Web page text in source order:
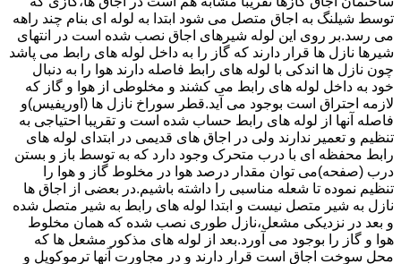
توسط شیلنگ به اجاق متصل می شود ابتدا به لوله ای بنام چند راهه
می رسد.بر روی این لوله شیرهای اجاق نصب شده است در انتهای
شیرها نازل ها قرار دارند که گاز را به داخل لوله های رابط می پاشد
چون نازل ها اندکی با لوله های رابط فاصله دارند هوا را به دنبال
خود به داخل لوله های رابط می کشند و مخلوطی از هوا و گاز که
لازمه احتراق است بوجود می آید.قطر سوراخ نازل ها (اوریفیس)و
فاصله آنها از لوله های رابط حساب شده است و تقریبا احتیاجی به
تنظیم و تعمیر ندارند ولی در اجاق های قدیمی در ابتدای لوله های
رابط محفظه ای با درب متحرک وجود دارد که به توسط باز و بستن
درب (صفحه)می توان مقدار درصد هوا در مخلوط گاز و هوا را
تنظیم نموده تا شعله مناسبی را داشته باشیم.در بعضی از اجاق ها
نازل به شیر متصل نیست و ابتدا لوله های رابط به شیر متصل شده
و بعد در نزدیکی مشعل،نازل طوری نصب شده که همان مخلوط
هوا و گاز را بوجود می آورد.بعد از لوله های مذکور مشعل ها که
محل سوخت اجاق است قرار دارند و در مجاورت آنها ترموکوپل و